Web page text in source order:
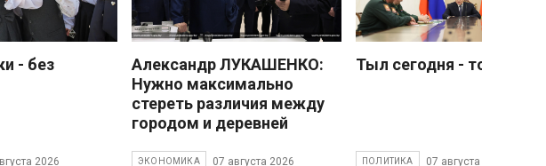
- без
2026
Александр ЛУКАШЕНКО:
Нужно максимально
стереть различия между
городом и деревней
ЭКОНОМИКА 07 августа 2026
Тыл сегодня - тоже
ПОЛИТИКА 07 августа 2026